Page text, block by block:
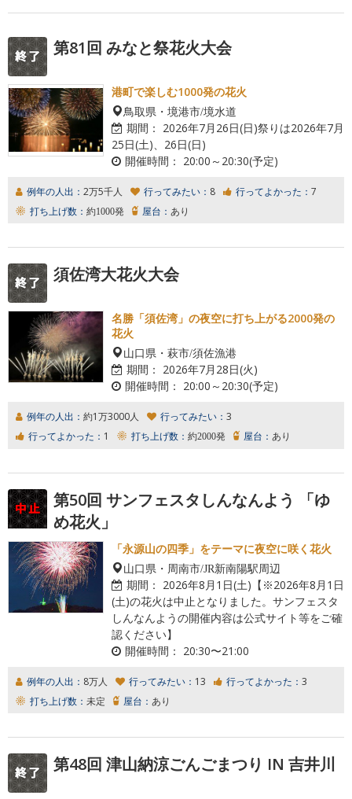
第81回 みなと祭花火大会
港町で楽しむ1000発の花火
鳥取県・境港市/境水道
期間： 2026年7月26日(日)祭りは2026年7月
25日(土)、26日(日)
開催時間： 20:00～20:30(予定)
例年の人出： 2万5千人 行ってみたい： 8 行ってよかった： 7
打ち上げ数： 約1000発 屋台： あり
須佐湾大花火大会
名勝「須佐湾」の夜空に打ち上がる2000発の
花火
山口県・萩市/須佐漁港
期間： 2026年7月28日(火)
開催時間： 20:00～20:30(予定)
例年の人出： 約1万3000人 行ってみたい： 3
行ってよかった： 1 打ち上げ数： 約2000発 屋台： あり
第50回 サンフェスタしんなんよう 「ゆ
め花火」
「永源山の四季」をテーマに夜空に咲く花火
山口県・周南市/JR新南陽駅周辺
期間： 2026年8月1日(土)【※2026年8月1日
(土)の花火は中止となりました。サンフェスタ
しんなんようの開催内容は公式サイト等をご確
認ください】
開催時間： 20:30〜21:00
例年の人出： 8万人 行ってみたい： 13 行ってよかった： 3
打ち上げ数： 未定 屋台： あり
第48回 津山納涼ごんごまつり IN 吉井川